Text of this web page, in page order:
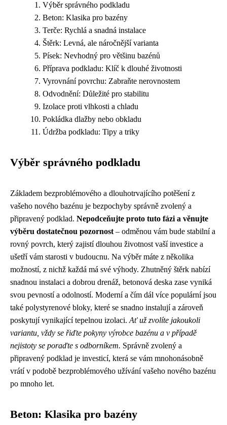
Výběr správného podkladu
Beton: Klasika pro bazény
Terče: Rychlá a snadná instalace
Štěrk: Levná, ale náročnější varianta
Písek: Nevhodný pro většinu bazénů
Příprava podkladu: Klíč k dlouhé životnosti
Vyrovnání povrchu: Zabraňte nerovnostem
Odvodnění: Důležité pro stabilitu
Izolace proti vlhkosti a chladu
Pokládka dlažby nebo obkladu
Údržba podkladu: Tipy a triky
Výběr správného podkladu
Základem bezproblémového a dlouhotrvajícího potěšení z
vašeho nového bazénu je bezpochyby správně zvolený a
připravený podklad. Nepodceňujte proto tuto fázi a věnujte
výběru dostatečnou pozornost – odměnou vám bude stabilní a
rovný povrch, který zajistí dlouhou životnost vaší investice a
ušetří vám starosti v budoucnu. Na výběr máte z několika
možností, z nichž každá má své výhody. Zhutněný štěrk nabízí
snadnou instalaci a dobrou drenáž, betonová deska zase vyniká
svou pevností a odolností. Moderní a čím dál více populární jsou
také polystyrenové bloky, které se snadno instalují a zároveň
poskytují vynikající tepelnou izolaci. Ať už zvolíte jakoukoli
variantu, vždy se řiďte pokyny výrobce bazénu a v případě
nejistoty se poraďte s odborníkem. Správně zvolený a
připravený podklad je investicí, která se vám mnohonásobně
vrátí v podobě bezproblémového užívání vašeho nového bazénu
po mnoho let.
Beton: Klasika pro bazény